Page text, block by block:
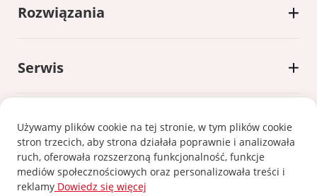
Używamy plików cookie na tej stronie, w tym plików cookie
stron trzecich, aby strona działała poprawnie i analizowała
ruch, oferowała rozszerzoną funkcjonalność, funkcje
mediów społecznościowych oraz personalizowała treści i
reklamy Dowiedz się więcej
Rozwiązania
Serwis
Polityka prywatności Polityka cookie